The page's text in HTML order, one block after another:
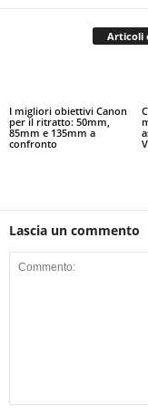
Articoli
I migliori obiettivi Canon
per il ritratto: 50mm,
85mm e 135mm a
confronto
Lascia un commento